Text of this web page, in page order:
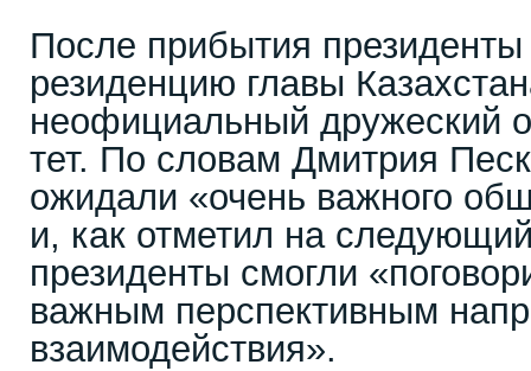
После прибытия президенты
резиденцию главы
неофициальный дружеский
тет. По словам Дмитрия
ожидали «очень важного
и, как отметил на
президенты смогли
важным перспективным
взаимодействия».